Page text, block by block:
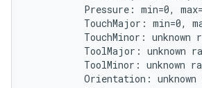
Pressure: min=0,
TouchMajor: min=0,
TouchMinor: unknown
ToolMajor: unknown
ToolMinor: unknown
Orientation: unknown